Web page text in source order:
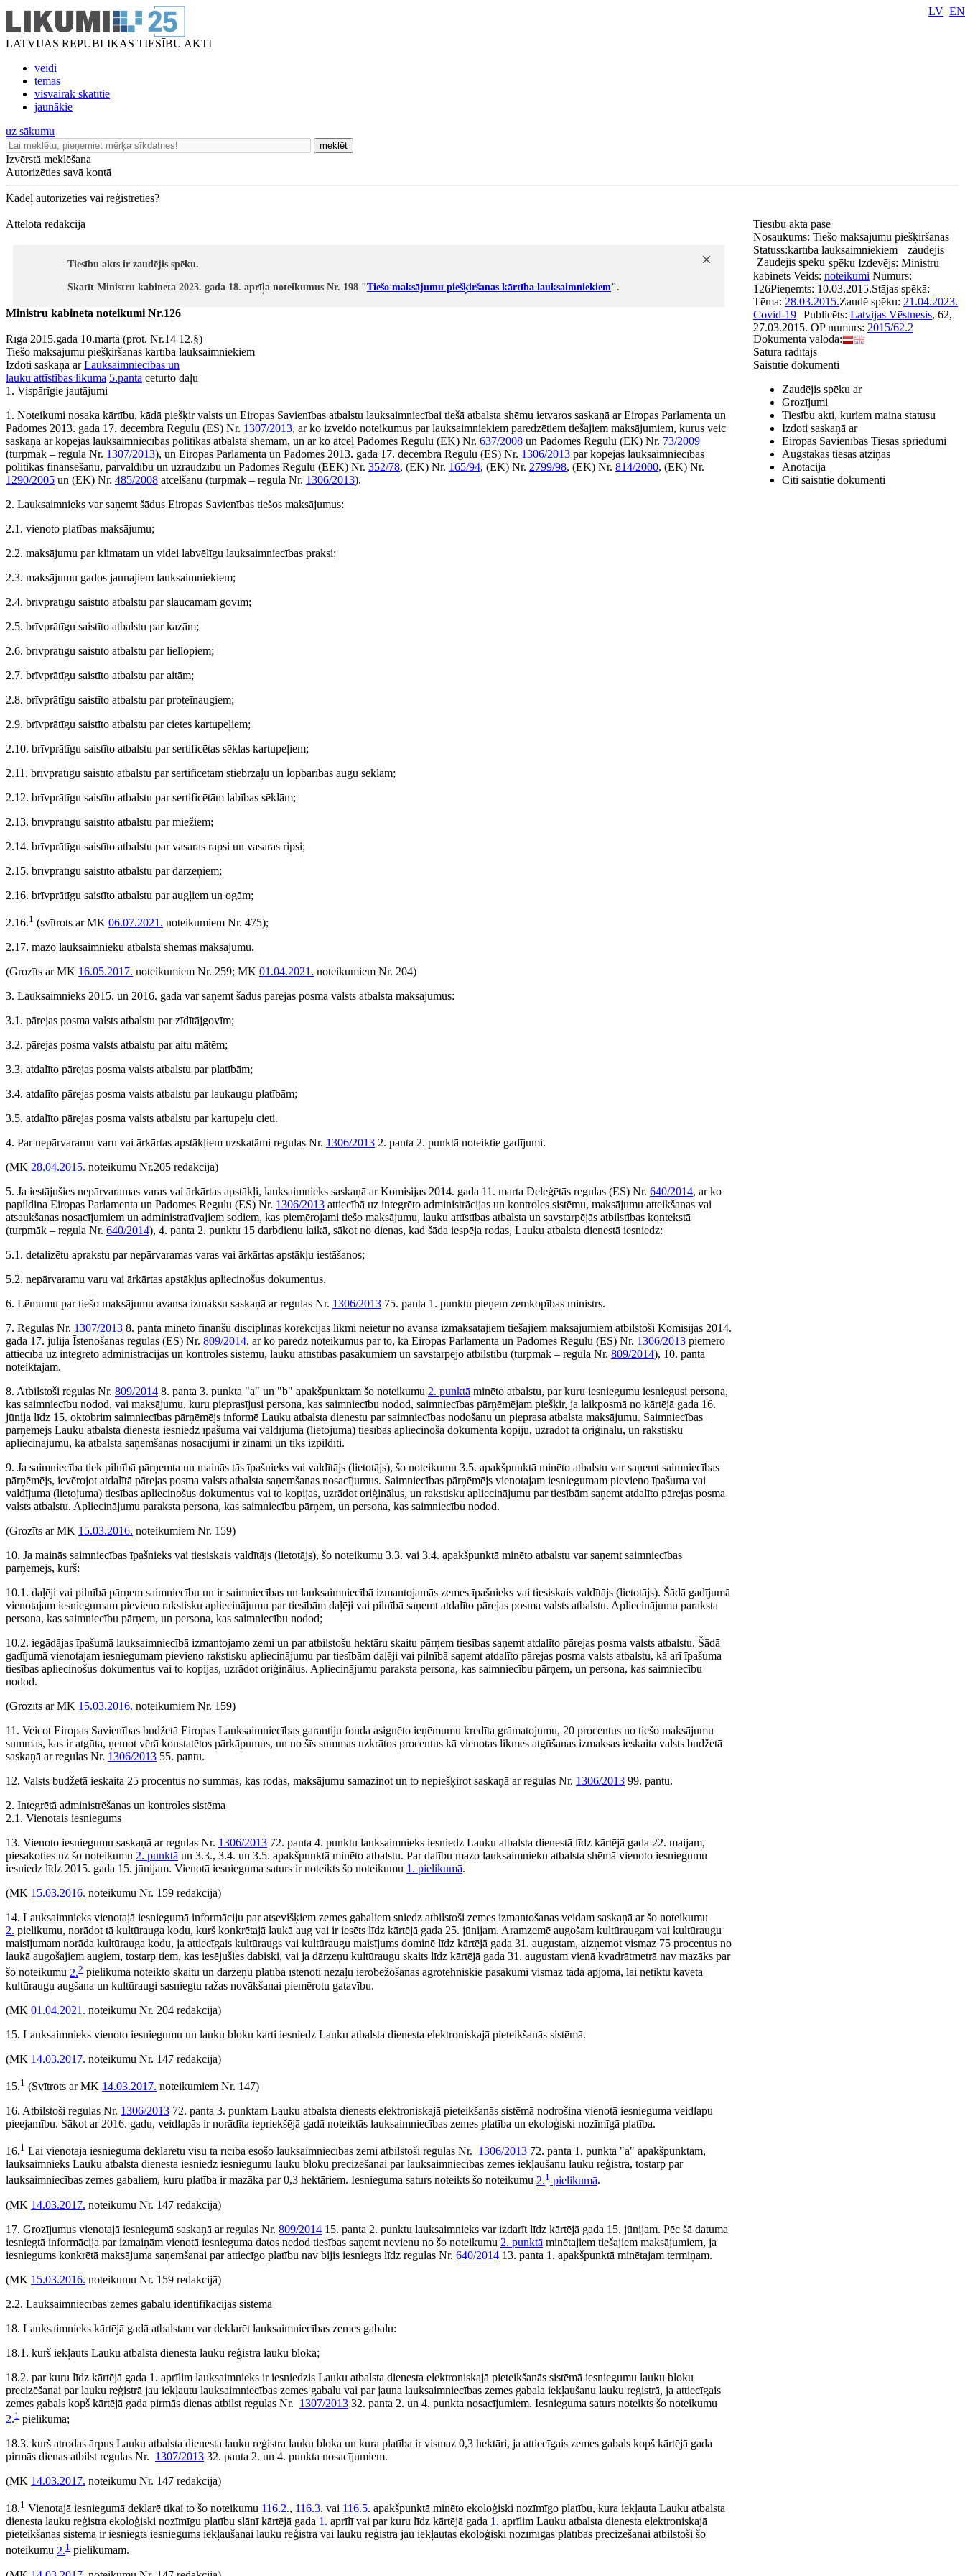
LATVIJAS REPUBLIKAS TIESĪBU AKTI
veidi
tēmas
visvairāk skatītie
jaunākie
LV EN
uz sākumu
meklēt
Izvērstā meklēšana
Autorizēties savā kontā
Kādēļ autorizēties vai reģistrēties?
Attēlotā redakcija
Tiesību akts ir zaudējis spēku.
Skatīt Ministru kabineta 2023. gada 18. aprīļa noteikumus Nr. 198 "Tiešo maksājumu piešķiršanas kārtība lauksaimniekiem".
Ministru kabineta noteikumi Nr.126
Rīgā 2015.gada 10.martā (prot. Nr.14 12.§)
Tiešo maksājumu piešķiršanas kārtība lauksaimniekiem
Izdoti saskaņā arLauksaimniecības un
lauku attīstības likuma 5.panta ceturto daļu
1. Vispārīgie jautājumi
1. Noteikumi nosaka kārtību, kādā piešķir valsts un Eiropas Savienības atbalstu lauksaimniecībai tiešā atbalsta shēmu ietvaros saskaņā ar Eiropas Parlamenta un
Padomes 2013. gada 17. decembra Regulu (ES) Nr. 1307/2013, ar ko izveido noteikumus par lauksaimniekiem paredzētiem tiešajiem maksājumiem, kurus veic
saskaņā ar kopējās lauksaimniecības politikas atbalsta shēmām, un ar ko atceļ Padomes Regulu (EK) Nr. 637/2008 un Padomes Regulu (EK) Nr. 73/2009
(turpmāk – regula Nr. 1307/2013), un Eiropas Parlamenta un Padomes 2013. gada 17. decembra Regulu (ES) Nr. 1306/2013 par kopējās lauksaimniecības
politikas finansēšanu, pārvaldību un uzraudzību un Padomes Regulu (EEK) Nr. 352/78, (EK) Nr. 165/94, (EK) Nr. 2799/98, (EK) Nr. 814/2000, (EK) Nr.
1290/2005 un (EK) Nr. 485/2008 atcelšanu (turpmāk – regula Nr. 1306/2013).
2. Lauksaimnieks var saņemt šādus Eiropas Savienības tiešos maksājumus:
2.1. vienoto platības maksājumu;
2.2. maksājumu par klimatam un videi labvēlīgu lauksaimniecības praksi;
2.3. maksājumu gados jaunajiem lauksaimniekiem;
2.4. brīvprātīgu saistīto atbalstu par slaucamām govīm;
2.5. brīvprātīgu saistīto atbalstu par kazām;
2.6. brīvprātīgu saistīto atbalstu par liellopiem;
2.7. brīvprātīgu saistīto atbalstu par aitām;
2.8. brīvprātīgu saistīto atbalstu par proteīnaugiem;
2.9. brīvprātīgu saistīto atbalstu par cietes kartupeļiem;
2.10. brīvprātīgu saistīto atbalstu par sertificētas sēklas kartupeļiem;
2.11. brīvprātīgu saistīto atbalstu par sertificētām stiebrzāļu un lopbarības augu sēklām;
2.12. brīvprātīgu saistīto atbalstu par sertificētām labības sēklām;
2.13. brīvprātīgu saistīto atbalstu par miežiem;
2.14. brīvprātīgu saistīto atbalstu par vasaras rapsi un vasaras ripsi;
2.15. brīvprātīgu saistīto atbalstu par dārzeņiem;
2.16. brīvprātīgu saistīto atbalstu par augļiem un ogām;
2.16.1 (svītrots ar MK 06.07.2021. noteikumiem Nr. 475);
2.17. mazo lauksaimnieku atbalsta shēmas maksājumu.
(Grozīts ar MK 16.05.2017. noteikumiem Nr. 259; MK 01.04.2021. noteikumiem Nr. 204)
3. Lauksaimnieks 2015. un 2016. gadā var saņemt šādus pārejas posma valsts atbalsta maksājumus:
3.1. pārejas posma valsts atbalstu par zīdītājgovīm;
3.2. pārejas posma valsts atbalstu par aitu mātēm;
3.3. atdalīto pārejas posma valsts atbalstu par platībām;
3.4. atdalīto pārejas posma valsts atbalstu par laukaugu platībām;
3.5. atdalīto pārejas posma valsts atbalstu par kartupeļu cieti.
4. Par nepārvaramu varu vai ārkārtas apstākļiem uzskatāmi regulas Nr. 1306/2013 2. panta 2. punktā noteiktie gadījumi.
(MK 28.04.2015. noteikumu Nr.205 redakcijā)
5. Ja iestājušies nepārvaramas varas vai ārkārtas apstākļi, lauksaimnieks saskaņā ar Komisijas 2014. gada 11. marta Deleģētās regulas (ES) Nr. 640/2014, ar ko
papildina Eiropas Parlamenta un Padomes Regulu (ES) Nr. 1306/2013 attiecībā uz integrēto administrācijas un kontroles sistēmu, maksājumu atteikšanas vai
atsaukšanas nosacījumiem un administratīvajiem sodiem, kas piemērojami tiešo maksājumu, lauku attīstības atbalsta un savstarpējās atbilstības kontekstā
(turpmāk – regula Nr. 640/2014), 4. panta 2. punktu 15 darbdienu laikā, sākot no dienas, kad šāda iespēja rodas, Lauku atbalsta dienestā iesniedz:
5.1. detalizētu aprakstu par nepārvaramas varas vai ārkārtas apstākļu iestāšanos;
5.2. nepārvaramu varu vai ārkārtas apstākļus apliecinošus dokumentus.
6. Lēmumu par tiešo maksājumu avansa izmaksu saskaņā ar regulas Nr. 1306/2013 75. panta 1. punktu pieņem zemkopības ministrs.
7. Regulas Nr. 1307/2013 8. pantā minēto finanšu disciplīnas korekcijas likmi neietur no avansā izmaksātajiem tiešajiem maksājumiem atbilstoši Komisijas 2014.
gada 17. jūlija Īstenošanas regulas (ES) Nr. 809/2014, ar ko paredz noteikumus par to, kā Eiropas Parlamenta un Padomes Regulu (ES) Nr. 1306/2013 piemēro
attiecībā uz integrēto administrācijas un kontroles sistēmu, lauku attīstības pasākumiem un savstarpējo atbilstību (turpmāk – regula Nr. 809/2014), 10. pantā
noteiktajam.
8. Atbilstoši regulas Nr. 809/2014 8. panta 3. punkta "a" un "b" apakšpunktam šo noteikumu 2. punktā minēto atbalstu, par kuru iesniegumu iesniegusi persona,
kas saimniecību nodod, vai maksājumu, kuru pieprasījusi persona, kas saimniecību nodod, saimniecības pārņēmējam piešķir, ja laikposmā no kārtējā gada 16.
jūnija līdz 15. oktobrim saimniecības pārņēmējs informē Lauku atbalsta dienestu par saimniecības nodošanu un pieprasa atbalsta maksājumu. Saimniecības
pārņēmējs Lauku atbalsta dienestā iesniedz īpašuma vai valdījuma (lietojuma) tiesības apliecinoša dokumenta kopiju, uzrādot tā oriģinālu, un rakstisku
apliecinājumu, ka atbalsta saņemšanas nosacījumi ir zināmi un tiks izpildīti.
9. Ja saimniecība tiek pilnībā pārņemta un mainās tās īpašnieks vai valdītājs (lietotājs), šo noteikumu 3.5. apakšpunktā minēto atbalstu var saņemt saimniecības
pārņēmējs, ievērojot atdalītā pārejas posma valsts atbalsta saņemšanas nosacījumus. Saimniecības pārņēmējs vienotajam iesniegumam pievieno īpašuma vai
valdījuma (lietojuma) tiesības apliecinošus dokumentus vai to kopijas, uzrādot oriģinālus, un rakstisku apliecinājumu par tiesībām saņemt atdalīto pārejas posma
valsts atbalstu. Apliecinājumu paraksta persona, kas saimniecību pārņem, un persona, kas saimniecību nodod.
(Grozīts ar MK 15.03.2016. noteikumiem Nr. 159)
10. Ja mainās saimniecības īpašnieks vai tiesiskais valdītājs (lietotājs), šo noteikumu 3.3. vai 3.4. apakšpunktā minēto atbalstu var saņemt saimniecības
pārņēmējs, kurš:
10.1. daļēji vai pilnībā pārņem saimniecību un ir saimniecības un lauksaimniecībā izmantojamās zemes īpašnieks vai tiesiskais valdītājs (lietotājs). Šādā gadījumā
vienotajam iesniegumam pievieno rakstisku apliecinājumu par tiesībām daļēji vai pilnībā saņemt atdalīto pārejas posma valsts atbalstu. Apliecinājumu paraksta
persona, kas saimniecību pārņem, un persona, kas saimniecību nodod;
10.2. iegādājas īpašumā lauksaimniecībā izmantojamo zemi un par atbilstošu hektāru skaitu pārņem tiesības saņemt atdalīto pārejas posma valsts atbalstu. Šādā
gadījumā vienotajam iesniegumam pievieno rakstisku apliecinājumu par tiesībām daļēji vai pilnībā saņemt atdalīto pārejas posma valsts atbalstu, kā arī īpašuma
tiesības apliecinošus dokumentus vai to kopijas, uzrādot oriģinālus. Apliecinājumu paraksta persona, kas saimniecību pārņem, un persona, kas saimniecību
nodod.
(Grozīts ar MK 15.03.2016. noteikumiem Nr. 159)
11. Veicot Eiropas Savienības budžetā Eiropas Lauksaimniecības garantiju fonda asignēto ieņēmumu kredīta grāmatojumu, 20 procentus no tiešo maksājumu
summas, kas ir atgūta, ņemot vērā konstatētos pārkāpumus, un no šīs summas uzkrātos procentus kā vienotas likmes atgūšanas izmaksas ieskaita valsts budžetā
saskaņā ar regulas Nr. 1306/2013 55. pantu.
12. Valsts budžetā ieskaita 25 procentus no summas, kas rodas, maksājumu samazinot un to nepiešķirot saskaņā ar regulas Nr. 1306/2013 99. pantu.
2. Integrētā administrēšanas un kontroles sistēma
2.1. Vienotais iesniegums
13. Vienoto iesniegumu saskaņā ar regulas Nr. 1306/2013 72. panta 4. punktu lauksaimnieks iesniedz Lauku atbalsta dienestā līdz kārtējā gada 22. maijam,
piesakoties uz šo noteikumu 2. punktā un 3.3., 3.4. un 3.5. apakšpunktā minēto atbalstu. Par dalību mazo lauksaimnieku atbalsta shēmā vienoto iesniegumu
iesniedz līdz 2015. gada 15. jūnijam. Vienotā iesnieguma saturs ir noteikts šo noteikumu 1. pielikumā.
(MK 15.03.2016. noteikumu Nr. 159 redakcijā)
14. Lauksaimnieks vienotajā iesniegumā informāciju par atsevišķiem zemes gabaliem sniedz atbilstoši zemes izmantošanas veidam saskaņā ar šo noteikumu
2. pielikumu, norādot tā kultūrauga kodu, kurš konkrētajā laukā aug vai ir iesēts līdz kārtējā gada 25. jūnijam. Aramzemē augošam kultūraugam vai kultūraugu
maisījumam norāda kultūrauga kodu, ja attiecīgais kultūraugs vai kultūraugu maisījums dominē līdz kārtējā gada 31. augustam, aizņemot vismaz 75 procentus no
laukā augošajiem augiem, tostarp tiem, kas iesējušies dabiski, vai ja dārzeņu kultūraugu skaits līdz kārtējā gada 31. augustam vienā kvadrātmetrā nav mazāks par
šo noteikumu 2.2 pielikumā noteikto skaitu un dārzeņu platībā īstenoti nezāļu ierobežošanas agrotehniskie pasākumi vismaz tādā apjomā, lai netiktu kavēta
kultūraugu augšana un kultūraugi sasniegtu ražas novākšanai piemērotu gatavību.
(MK 01.04.2021. noteikumu Nr. 204 redakcijā)
15. Lauksaimnieks vienoto iesniegumu un lauku bloku karti iesniedz Lauku atbalsta dienesta elektroniskajā pieteikšanās sistēmā.
(MK 14.03.2017. noteikumu Nr. 147 redakcijā)
15.1 (Svītrots ar MK 14.03.2017. noteikumiem Nr. 147)
16. Atbilstoši regulas Nr. 1306/2013 72. panta 3. punktam Lauku atbalsta dienests elektroniskajā pieteikšanās sistēmā nodrošina vienotā iesnieguma veidlapu
pieejamību. Sākot ar 2016. gadu, veidlapās ir norādīta iepriekšējā gadā noteiktās lauksaimniecības zemes platība un ekoloģiski nozīmīgā platība.
16.1 Lai vienotajā iesniegumā deklarētu visu tā rīcībā esošo lauksaimniecības zemi atbilstoši regulas Nr. 1306/2013 72. panta 1. punkta "a" apakšpunktam,
lauksaimnieks Lauku atbalsta dienestā iesniedz iesniegumu lauku bloku precizēšanai par lauksaimniecības zemes iekļaušanu lauku reģistrā, tostarp par
lauksaimniecības zemes gabaliem, kuru platība ir mazāka par 0,3 hektāriem. Iesnieguma saturs noteikts šo noteikumu 2.1 pielikumā.
(MK 14.03.2017. noteikumu Nr. 147 redakcijā)
17. Grozījumus vienotajā iesniegumā saskaņā ar regulas Nr. 809/2014 15. panta 2. punktu lauksaimnieks var izdarīt līdz kārtējā gada 15. jūnijam. Pēc šā datuma
iesniegtā informācija par izmaiņām vienotā iesnieguma datos nedod tiesības saņemt nevienu no šo noteikumu 2. punktā minētajiem tiešajiem maksājumiem, ja
iesniegums konkrētā maksājuma saņemšanai par attiecīgo platību nav bijis iesniegts līdz regulas Nr. 640/2014 13. panta 1. apakšpunktā minētajam termiņam.
(MK 15.03.2016. noteikumu Nr. 159 redakcijā)
2.2. Lauksaimniecības zemes gabalu identifikācijas sistēma
18. Lauksaimnieks kārtējā gadā atbalstam var deklarēt lauksaimniecības zemes gabalu:
18.1. kurš iekļauts Lauku atbalsta dienesta lauku reģistra lauku blokā;
18.2. par kuru līdz kārtējā gada 1. aprīlim lauksaimnieks ir iesniedzis Lauku atbalsta dienesta elektroniskajā pieteikšanās sistēmā iesniegumu lauku bloku
precizēšanai par lauku reģistrā jau iekļautu lauksaimniecības zemes gabalu vai par jauna lauksaimniecības zemes gabala iekļaušanu lauku reģistrā, ja attiecīgais
zemes gabals kopš kārtējā gada pirmās dienas atbilst regulas Nr. 1307/2013 32. panta 2. un 4. punkta nosacījumiem. Iesnieguma saturs noteikts šo noteikumu
2.1 pielikumā;
18.3. kurš atrodas ārpus Lauku atbalsta dienesta lauku reģistra lauku bloka un kura platība ir vismaz 0,3 hektāri, ja attiecīgais zemes gabals kopš kārtējā gada
pirmās dienas atbilst regulas Nr. 1307/2013 32. panta 2. un 4. punkta nosacījumiem.
(MK 14.03.2017. noteikumu Nr. 147 redakcijā)
18.1 Vienotajā iesniegumā deklarē tikai to šo noteikumu 116.2., 116.3. vai 116.5. apakšpunktā minēto ekoloģiski nozīmīgo platību, kura iekļauta Lauku atbalsta
dienesta lauku reģistra ekoloģiski nozīmīgu platību slānī kārtējā gada 1. aprīlī vai par kuru līdz kārtējā gada 1. aprīlim Lauku atbalsta dienesta elektroniskajā
pieteikšanās sistēmā ir iesniegts iesniegums iekļaušanai lauku reģistrā vai lauku reģistrā jau iekļautas ekoloģiski nozīmīgas platības precizēšanai atbilstoši šo
noteikumu 2.1 pielikumam.
Tiesību akta pase
Nosaukums: Tiešo maksājumu piešķiršanas
kārtība lauksaimniekiem
Statuss:
Zaudējis spēku
zaudējis
spēku Izdevējs: Ministru
kabinets Veids: noteikumi Numurs:
126Pieņemts: 10.03.2015.Stājas spēkā:
28.03.2015.Zaudē spēku: 21.04.2023.
Tēma:
Covid-19 Publicēts: Latvijas Vēstnesis, 62,
27.03.2015. OP numurs: 2015/62.2
Dokumenta valoda:
Satura rādītājs
Saistītie dokumenti
Zaudējis spēku ar
Grozījumi
Tiesību akti, kuriem maina statusu
Izdoti saskaņā ar
Eiropas Savienības Tiesas spriedumi
Augstākās tiesas atziņas
Anotācija
Citi saistītie dokumenti